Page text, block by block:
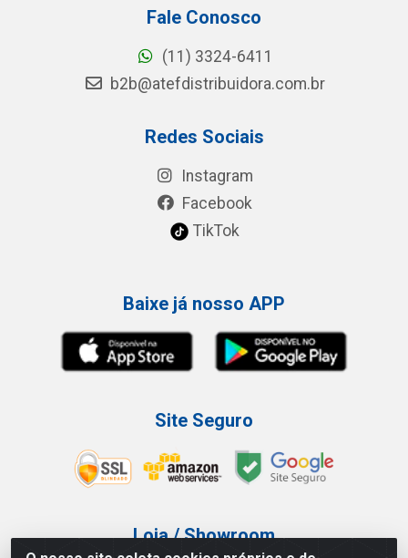
Fale Conosco
(11) 3324-6411
b2b@atefdistribuidora.com.br
Redes Sociais
Instagram
Facebook
TikTok
Baixe já nosso APP
Site Seguro
Loja / Showroom